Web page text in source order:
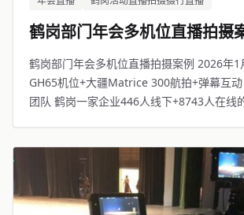
鹤岗部门年会多机位直播拍摄
鹤岗部门年会多机位直播拍摄案例 2026年
GH65机位+大疆Matrice 300航拍+弹幕互
团队 鹤岗一家企业446人线下+8743人在线